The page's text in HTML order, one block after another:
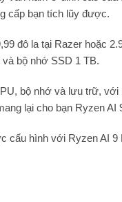
cấp bạn tích lũy được.
đô la tại Razer hoặc
bộ nhớ SSD 1 TB.
bộ nhớ và lưu trữ,
lại cho bạn Ryzen
cấu hình với Ryzen AI